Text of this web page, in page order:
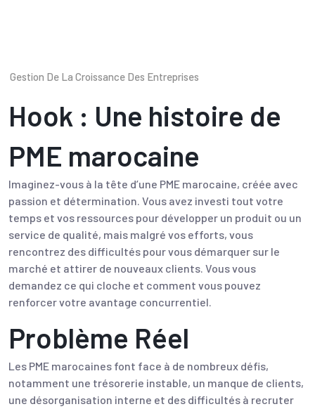
Gestion De La Croissance Des Entreprises
Hook : Une histoire de
PME marocaine
Imaginez-vous à la tête d’une PME marocaine, créée avec
passion et détermination. Vous avez investi tout votre
temps et vos ressources pour développer un produit ou un
service de qualité, mais malgré vos efforts, vous
rencontrez des difficultés pour vous démarquer sur le
marché et attirer de nouveaux clients. Vous vous
demandez ce qui cloche et comment vous pouvez
renforcer votre avantage concurrentiel.
Problème Réel
Les PME marocaines font face à de nombreux défis,
notamment une trésorerie instable, un manque de clients,
une désorganisation interne et des difficultés à recruter